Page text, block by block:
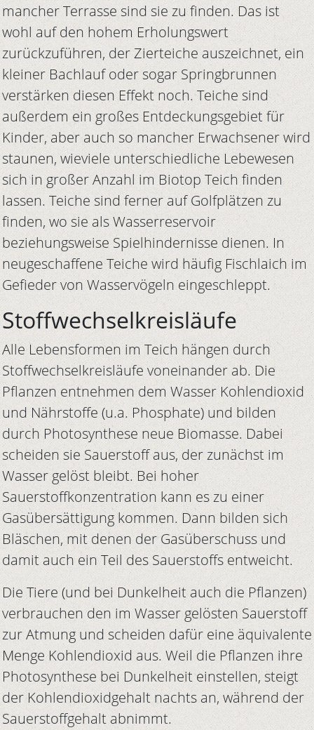
mancher Terrasse sind sie zu finden. Das ist
wohl auf den hohem Erholungswert
zurückzuführen, der Zierteiche auszeichnet, ein
kleiner Bachlauf oder sogar Springbrunnen
verstärken diesen Effekt noch. Teiche sind
außerdem ein großes Entdeckungsgebiet für
Kinder, aber auch so mancher Erwachsener wird
staunen, wieviele unterschiedliche Lebewesen
sich in großer Anzahl im Biotop Teich finden
lassen. Teiche sind ferner auf Golfplätzen zu
finden, wo sie als Wasserreservoir
beziehungsweise Spielhindernisse dienen. In
neugeschaffene Teiche wird häufig Fischlaich im
Gefieder von Wasservögeln eingeschleppt.
Stoffwechselkreisläufe
Alle Lebensformen im Teich hängen durch
Stoffwechselkreisläufe voneinander ab. Die
Pflanzen entnehmen dem Wasser Kohlendioxid
und Nährstoffe (u.a. Phosphate) und bilden
durch Photosynthese neue Biomasse. Dabei
scheiden sie Sauerstoff aus, der zunächst im
Wasser gelöst bleibt. Bei hoher
Sauerstoffkonzentration kann es zu einer
Gasübersättigung kommen. Dann bilden sich
Bläschen, mit denen der Gasüberschuss und
damit auch ein Teil des Sauerstoffs entweicht.
Die Tiere (und bei Dunkelheit auch die Pflanzen)
verbrauchen den im Wasser gelösten Sauerstoff
zur Atmung und scheiden dafür eine äquivalente
Menge Kohlendioxid aus. Weil die Pflanzen ihre
Photosynthese bei Dunkelheit einstellen, steigt
der Kohlendioxidgehalt nachts an, während der
Sauerstoffgehalt abnimmt.